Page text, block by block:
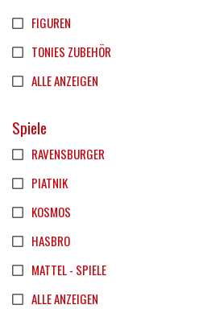
FIGUREN
TONIES ZUBEHÖR
ALLE ANZEIGEN
Spiele
RAVENSBURGER
PIATNIK
KOSMOS
HASBRO
MATTEL - SPIELE
ALLE ANZEIGEN